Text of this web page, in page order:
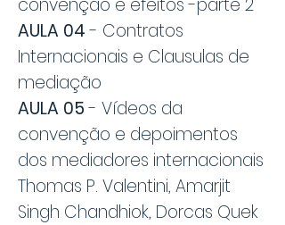
convenção e efeitos -parte 2
AULA 04- Contratos
Internacionais e Clausulas de
mediação
AULA 05- Vídeos da
convenção e depoimentos
dos mediadores internacionais
Thomas P. Valentini, Amarjit
Singh Chandhiok, Dorcas Quek